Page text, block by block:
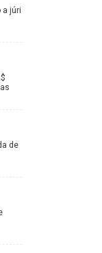
a júri
de